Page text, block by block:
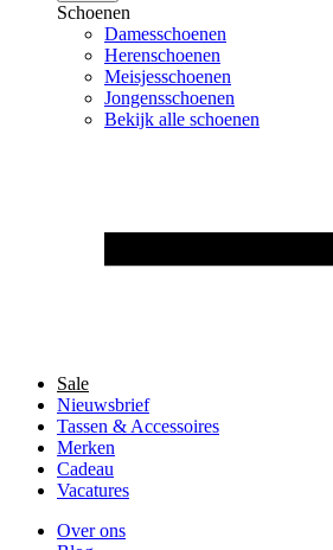
Schoenen
Damesschoenen
Herenschoenen
Meisjesschoenen
Jongensschoenen
Bekijk alle schoenen
Sale
Nieuwsbrief
Tassen & Accessoires
Merken
Cadeau
Vacatures
Over ons